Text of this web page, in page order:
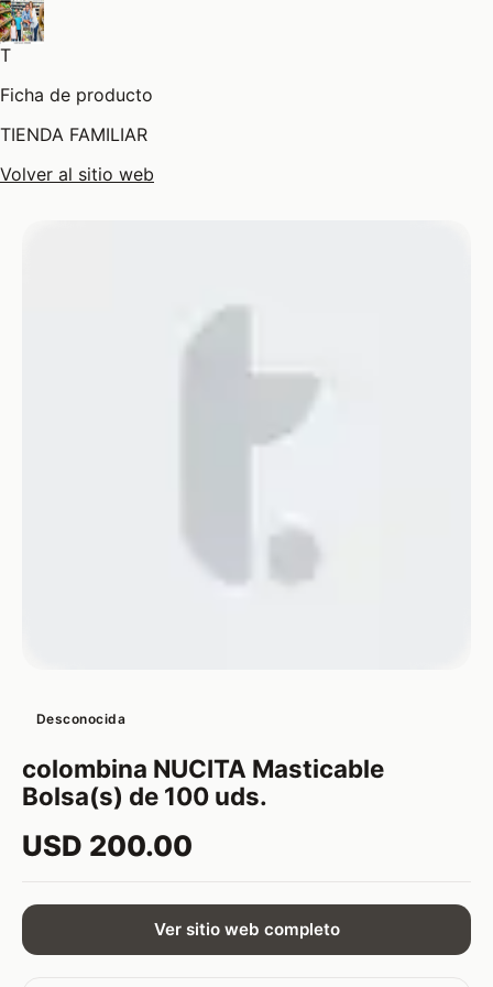
T
Ficha de producto
TIENDA FAMILIAR
Volver al sitio web
Desconocida
colombina NUCITA Masticable
Bolsa(s) de 100 uds.
USD 200.00
Ver sitio web completo